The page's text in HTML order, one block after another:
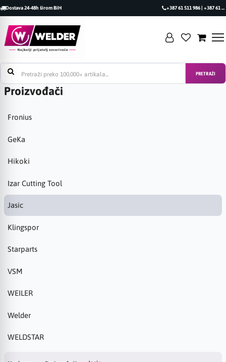
Dostava 24-48h širom BiH +387 61 511 986 | +387 61 493 470
PRETRAŽI
Proizvođači
Fronius
GeKa
Hikoki
Izar Cutting Tool
Jasic
Klingspor
Starparts
VSM
WEILER
Welder
WELDSTAR